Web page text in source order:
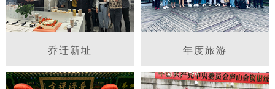
乔迁新址 年度旅游